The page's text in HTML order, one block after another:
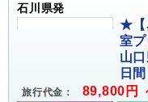
石川県発
★【
室
山
日間
旅行代金： 89,800円